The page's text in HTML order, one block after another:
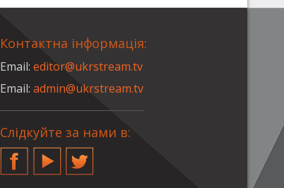
Контактна інформація:
Email:editor@ukrstream.tv
Email:admin@ukrstream.tv
Слідкуйте за нами в:
FacebookYouTubeTwitter